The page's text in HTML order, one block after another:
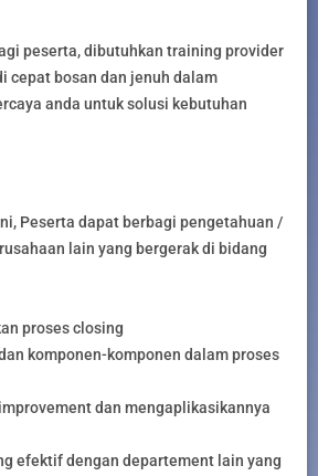
peserta, dibutuhkan training provider
cepat bosan dan jenuh dalam
anda untuk solusi kebutuhan
Peserta dapat berbagi pengetahuan /
lain yang bergerak di bidang
proses closing
komponen-komponen dalam proses
dan mengaplikasikannya
efektif dengan departement lain yang